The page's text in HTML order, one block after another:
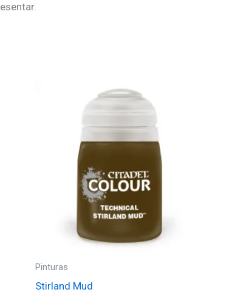
Pinturas
Stirland Mud